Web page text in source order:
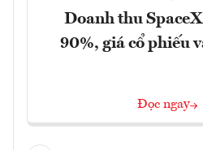
Doanh thu
90%, giá cổ phiếu
Đọc ngay